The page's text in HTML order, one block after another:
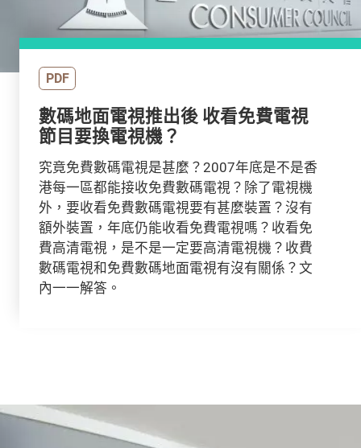
PDF
數碼地面電視推出後 收看免費電視
節目要換電視機？
究竟免費數碼電視是甚麼？2007年底是不是香
港每一區都能接收免費數碼電視？除了電視機
外，要收看免費數碼電視要有甚麼裝置？沒有
額外裝置，年底仍能收看免費電視嗎？收看免
費高清電視，是不是一定要高清電視機？收費
數碼電視和免費數碼地面電視有沒有關係？文
內一一解答。